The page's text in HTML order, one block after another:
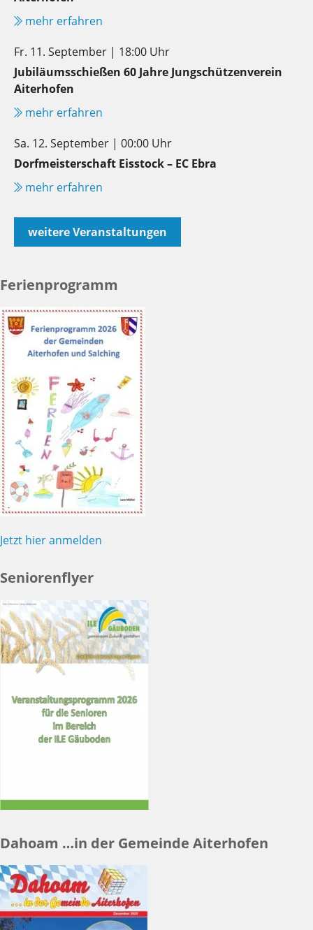
mehr erfahren
Fr. 11. September | 18:00 Uhr
Jubiläumsschießen 60 Jahre Jungschützenverein
Aiterhofen
mehr erfahren
Sa. 12. September | 00:00 Uhr
Dorfmeisterschaft Eisstock – EC Ebra
mehr erfahren
weitere Veranstaltungen
Ferienprogramm
Jetzt hier anmelden
Seniorenflyer
Dahoam …in der Gemeinde Aiterhofen